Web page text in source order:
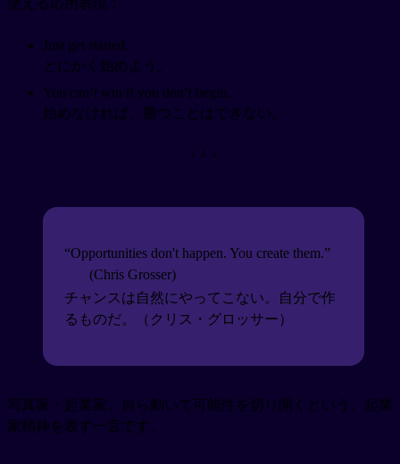
使える応用表現：
Just get started.
とにかく始めよう。
You can’t win if you don’t begin.
始めなければ、勝つことはできない。
↓ ↓ ↓
“Opportunities don't happen. You create them.”
(Chris Grosser)
チャンスは自然にやってこない。自分で作
るものだ。（クリス・グロッサー）
写真家・起業家。自ら動いて可能性を切り開くという、起業
家精神を表す一言です。